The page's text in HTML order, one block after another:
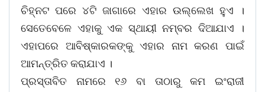
ଚିହ୍ନଟ ପରେ ୪ଟି ଜାଗାରେ ଏହାର ଉଲ୍ଲେଖ ହୁଏ ।
ସେତେବେଳେ ଏହାକୁ ଏକ ସ୍ଥାୟୀ ନମ୍ବର ଦିଆଯାଏ ।
ଏହାପରେ ଆବିଷ୍କାରକଙ୍କୁ ଏହାର ନାମ କରଣ ପାଇଁ
ଆମନ୍ତ୍ରିତ କରାଯାଏ ।
ପ୍ରସ୍ତାବିତ ନାମରେ ୧୬ ବା ତାଠାରୁ କମ ଇଂରାଜୀ